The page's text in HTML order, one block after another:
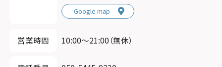
Google map
営業時間 10:00〜21:00（無休）